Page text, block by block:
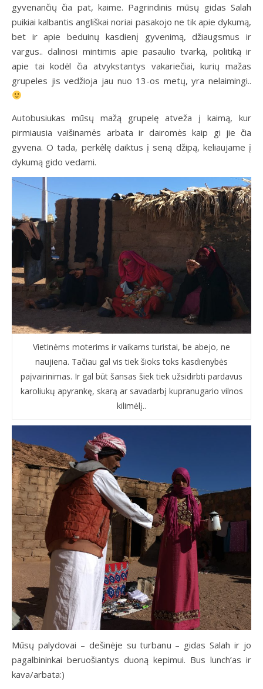
gyvenančių čia pat, kaime. Pagrindinis mūsų gidas Salah
puikiai kalbantis angliškai noriai pasakojo ne tik apie dykumą,
bet ir apie beduinų kasdienį gyvenimą, džiaugsmus ir
vargus.. dalinosi mintimis apie pasaulio tvarką, politiką ir
apie tai kodėl čia atvykstantys vakariečiai, kurių mažas
grupeles jis vedžioja jau nuo 13-os metų, yra nelaimingi..
Autobusiukas mūsų mažą grupelę atveža į kaimą, kur
pirmiausia vaišinamės arbata ir dairomės kaip gi jie čia
gyvena. O tada, perkėlę daiktus į seną džipą, keliaujame į
dykumą gido vedami.
Vietinėms moterims ir vaikams turistai, be abejo, ne
naujiena. Tačiau gal vis tiek šioks toks kasdienybės
paįvairinimas. Ir gal būt šansas šiek tiek užsidirbti pardavus
karoliukų apyrankę, skarą ar savadarbį kupranugario vilnos
kilimėlį..
Mūsų palydovai – dešinėje su turbanu – gidas Salah ir jo
pagalbininkai beruošiantys duoną kepimui. Bus lunch’as ir
kava/arbata:)